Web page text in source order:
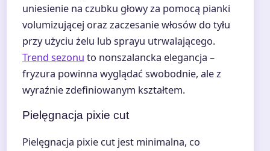
uniesienie na czubku głowy za pomocą pianki
volumizującej oraz zaczesanie włosów do tyłu
przy użyciu żelu lub sprayu utrwalającego.
Trend sezonu to nonszalancka elegancja –
fryzura powinna wyglądać swobodnie, ale z
wyraźnie zdefiniowanym kształtem.
Pielęgnacja pixie cut
Pielęgnacja pixie cut jest minimalna, co